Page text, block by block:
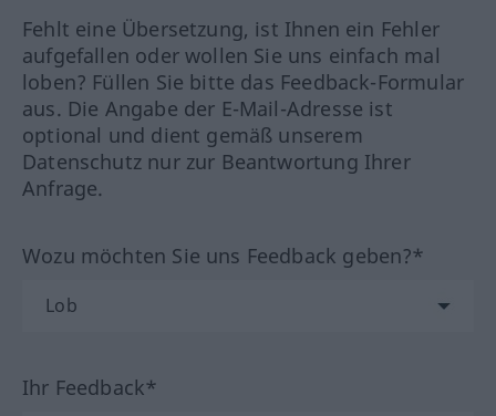
Fehlt eine Übersetzung, ist Ihnen ein Fehler
aufgefallen oder wollen Sie uns einfach mal
loben? Füllen Sie bitte das Feedback-Formular
aus. Die Angabe der E-Mail-Adresse ist
optional und dient gemäß unserem
Datenschutz nur zur Beantwortung Ihrer
Anfrage.
Wozu möchten Sie uns Feedback geben?*
Ihr Feedback*